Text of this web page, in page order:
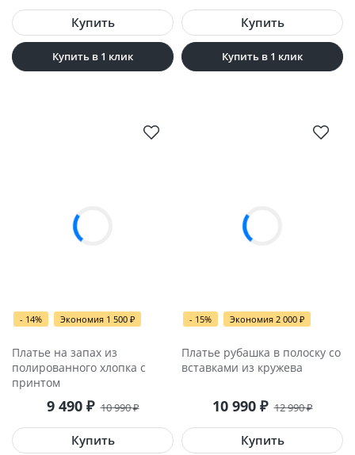
Купить в 1 клик Купить в 1 клик
- 14% Экономия 1 500 ₽
Платье на запах из
полированного хлопка с
принтом
9 490 ₽ 10 990₽
- 15% Экономия 2 000 ₽
Платье рубашка в полоску со
вставками из кружева
10 990 ₽ 12 990₽